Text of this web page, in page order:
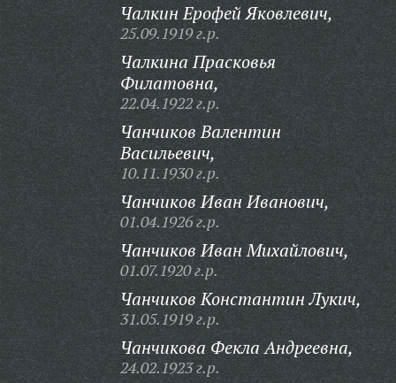
Чалкин Ерофей Яковлевич,
25.09.1919 г.р.
Чалкина Прасковья
Филатовна,
22.04.1922 г.р.
Чанчиков Валентин
Васильевич,
10.11.1930 г.р.
Чанчиков Иван Иванович,
01.04.1926 г.р.
Чанчиков Иван Михайлович,
01.07.1920 г.р.
Чанчиков Константин Лукич,
31.05.1919 г.р.
Чанчикова Фекла Андреевна,
24.02.1923 г.р.